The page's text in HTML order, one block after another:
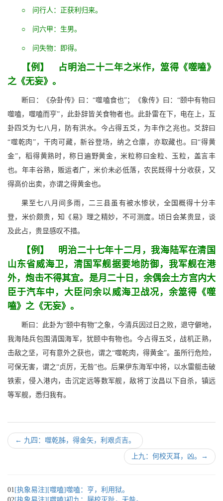
○ 问行人：正获利归来。
○ 问六甲：生男。
○ 问失物：即得。
【例】 占明治二十二年之米作，筮得《噬嗑》
之《无妄》。
断曰：《杂卦传》曰：“噬嗑食也”；《象传》曰：“颐中有物曰
噬嗑，噬嗑而亨”，此卦辞皆关食物者也。此卦雷在下，电在上，互
卦四爻为七八月，防有洪水。今占得五爻，为丰作之兆也。爻辞曰
“噬乾肉”，干肉可藏，新谷登场，纳之仓廪，亦取藏也。曰“得黄
金”，稻得黄熟时，称日遍野黄金，米粒称曰金粒、玉粒，盖言丰
也。年丰谷熟，贩运者广，米价未必低落，农民既得十分收获，又
得高价出卖，亦谓之得黄金也。
果至七八月间多雨，二三县虽有被水惨状，全国概得十分丰
登，米价颇贵，知《易》理之精妙，不可测度。顷日会某贵显，谈
及此占，贵显感叹不措。
【例】 明治二十七年十二月，我海陆军在清国
山东省威海卫，清国军舰据要地防御，我军舰在港
外，炮击不得其宜。是月二十日，余偶会土方宫内大
臣于汽车中，大臣问余以威海卫战况，余筮得《噬
嗑》之《无妄》。
断曰：此卦为“颐中有物”之象，今清兵因过日之败，退守僻地，
我海陆兵包围清国海军，犹颐中有物也。今占得五爻，战机正熟，
击敌之坚，可有意外之获也，谓之“噬乾肉，得黄金”。虽所行危险，
可保无害，谓之“贞厉，无咎”也。后果伊东海军中将，以水雷艇击破
铁索，侵入港内，击沉定远等数军舰，敌将丁汝昌以下自杀，镇远
等军舰，悉归我有。
← 九四：噬乾胏，得金矢，利艰贞吉。
上九：何校灭耳，凶。 →
01 [执象易注][噬嗑]噬嗑：亨，利用狱。